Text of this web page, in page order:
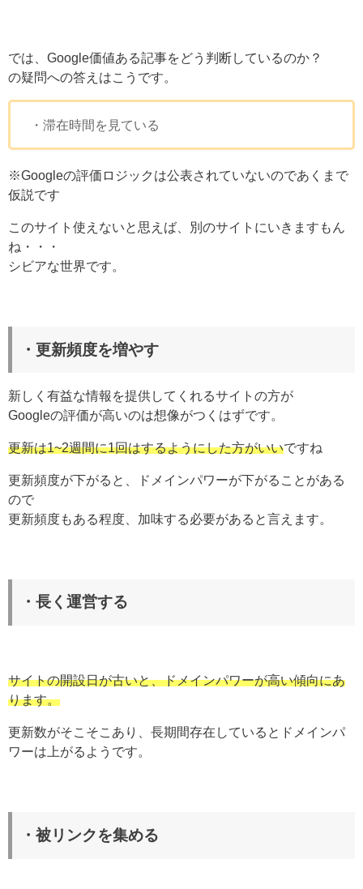
では、Google価値ある記事をどう判断しているのか？
の疑問への答えはこうです。
・滞在時間を見ている
※Googleの評価ロジックは公表されていないのであくまで
仮説です
このサイト使えないと思えば、別のサイトにいきますもん
ね・・・
シビアな世界です。
・更新頻度を増やす
新しく有益な情報を提供してくれるサイトの方が
Googleの評価が高いのは想像がつくはずです。
更新は1~2週間に1回はするようにした方がいいですね
更新頻度が下がると、ドメインパワーが下がることがある
ので
更新頻度もある程度、加味する必要があると言えます。
・長く運営する
サイトの開設日が古いと、ドメインパワーが高い傾向にあ
ります。
更新数がそこそこあり、長期間存在しているとドメインパ
ワーは上がるようです。
・被リンクを集める